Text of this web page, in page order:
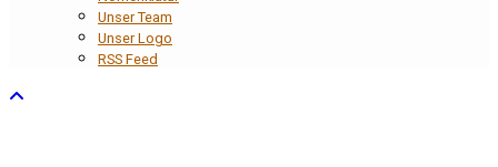
Unser Team
Unser Logo
RSS Feed